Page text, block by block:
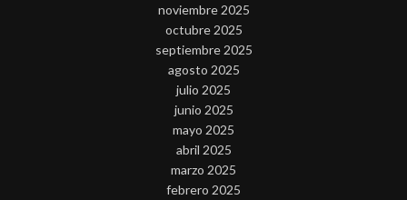
noviembre 2025
octubre 2025
septiembre 2025
agosto 2025
julio 2025
junio 2025
mayo 2025
abril 2025
marzo 2025
febrero 2025